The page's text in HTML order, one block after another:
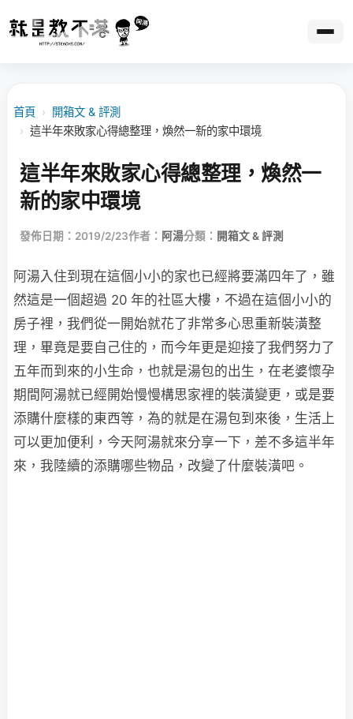
首頁 ›
開箱文 & 評測
› 這半年來敗家心得總整理，煥然一新的家中環境
這半年來敗家心得總整理，煥然一
新的家中環境
發佈日期：2019/2/23作者： 阿湯分類： 開箱文 & 評測
阿湯入住到現在這個小小的家也已經將要滿四年了，雖
然這是一個超過 20 年的社區大樓，不過在這個小小的
房子裡，我們從一開始就花了非常多心思重新裝潢整
理，畢竟是要自己住的，而今年更是迎接了我們努力了
五年而到來的小生命，也就是湯包的出生，在老婆懷孕
期間阿湯就已經開始慢慢構思家裡的裝潢變更，或是要
添購什麼樣的東西等，為的就是在湯包到來後，生活上
可以更加便利，今天阿湯就來分享一下，差不多這半年
來，我陸續的添購哪些物品，改變了什麼裝潢吧。